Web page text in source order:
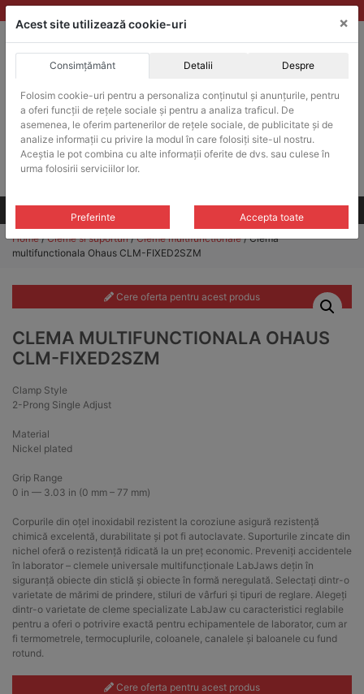
Skip
to
ACHIZITII PUBLICE
Produsele pot fi achizitionate si in sistemul SEAP / SICAP
Products
search
CAUTARE
Toate produsele
Home/Cleme si suporturi/Cleme multifunctionale/ Clema
multifunctionala Ohaus CLM-FIXED2SZM
Cere oferta pentru acest produs
CLEMA MULTIFUNCTIONALA OHAUS
CLM-FIXED2SZM
Clamp Style
2-Prong Single Adjust
Material
Nickel plated
Grip Range
0 in — 3.03 in (0 mm – 77 mm)
Corpurile din oțel inoxidabil rezistent la coroziune asigură rezistență
chimică excelentă, durabilitate și pot fi autoclavate. Suporturile zincate din
nichel oferă o rezistență ridicată la un preț economic. Preveniți accidentele
în laborator – clemele universale multifuncționale LabJaws dețin în
siguranță obiecte din sticlă și obiecte în formă neregulată. Selectați dintr-o
varietate de mărimi de prindere, stiluri de vârfuri și tipuri de reglare. Alegeți
dintr-o varietate de cleme specializate LabJaw cu caracteristici reglabile
pentru a oferi o potrivire exactă pentru echipamentele de laborator, cum ar
fi termometrele, termocuplurile, coloanele, canalele și baloanele cu fund
rotund.
Cere oferta pentru acest produs
Acest site utilizează cookie-uri ×
Consimțământ Detalii Despre
Folosim cookie-uri pentru a personaliza conținutul și anunțurile, pentru
a oferi funcții de rețele sociale și pentru a analiza traficul. De
asemenea, le oferim partenerilor de rețele sociale, de publicitate și de
analize informații cu privire la modul în care folosiți site-ul nostru.
Aceștia le pot combina cu alte informații oferite de dvs. sau culese în
urma folosirii serviciilor lor.
Preferinte Accepta toate